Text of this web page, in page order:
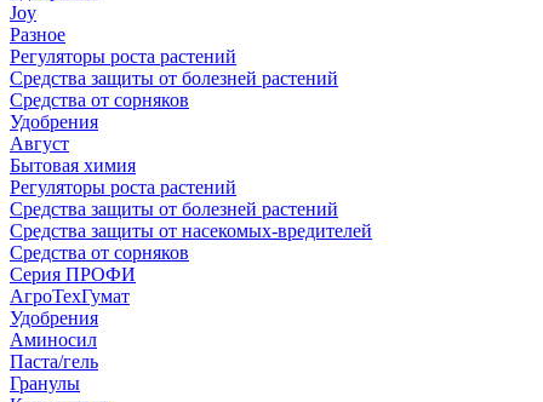
Joy
Разное
Регуляторы роста растений
Средства защиты от болезней растений
Средства от сорняков
Удобрения
Август
Бытовая химия
Регуляторы роста растений
Средства защиты от болезней растений
Средства защиты от насекомых-вредителей
Средства от сорняков
Серия ПРОФИ
АгроТехГумат
Удобрения
Аминосил
Паста/гель
Гранулы